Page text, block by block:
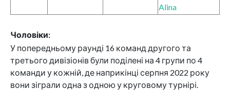
Alina
Чоловіки:
У попередньому раунді 16 команд другого та
третього дивізіонів були поділені на 4 групи по 4
команди у кожній, де наприкінці серпня 2022 року
вони зіграли одна з одною у круговому турнірі.